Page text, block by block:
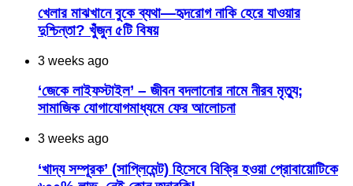
খেলার মাঝখানে বুকে ব্যথা—হৃদরোগ নাকি হেরে যাওয়ার
দুশ্চিন্তা? খুঁজুন ৫টি বিষয়
3 weeks ago
‘জেকে লাইফস্টাইল’ – জীবন বদলানোর নামে নীরব মৃত্যু;
সামাজিক যোগাযোগমাধ্যমে ফের আলোচনা
3 weeks ago
‘খাদ্য সম্পূরক’ (সাপ্লিমেন্ট) হিসেবে বিক্রি হওয়া প্রোবায়োটিকে